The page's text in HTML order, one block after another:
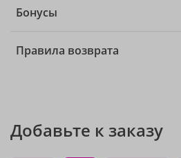
Бонусы
Правила возврата
Добавьте к заказу